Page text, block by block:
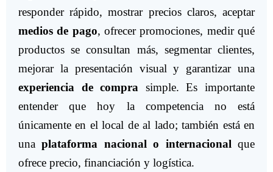
responder rápido, mostrar precios claros, aceptar
medios de pago, ofrecer promociones, medir qué
productos se consultan más, segmentar clientes,
mejorar la presentación visual y garantizar una
experiencia de compra simple. Es importante
entender que hoy la competencia no está
únicamente en el local de al lado; también está en
unaplataforma nacional o internacional que
ofrece precio, financiación y logística.